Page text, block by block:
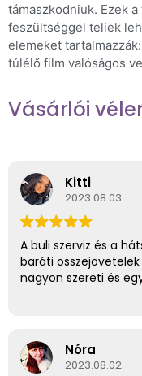
támaszkodniuk. Ezek
feszültséggel teliek
elemeket
túlélő film valóságos
Vásárlói
Kitti
2023.08.03.
A buli szerviz és a
baráti
nagyon szereti és
Nóra
2023.08.02.